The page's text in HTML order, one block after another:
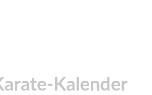
Kalender